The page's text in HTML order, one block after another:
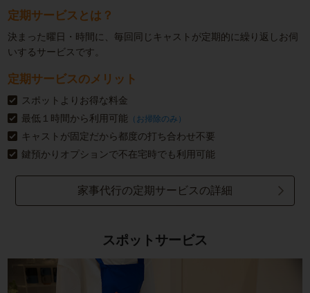
定期サービスとは？
決まった曜日・時間に、毎回同じキャストが定期的に繰り返しお伺
いするサービスです。
定期サービスのメリット
スポットよりお得な料金
最低１時間から利用可能 （お掃除のみ）
キャストが固定だから都度の打ち合わせ不要
鍵預かりオプションで不在宅時でも利用可能
家事代行の定期サービスの詳細
スポットサービス